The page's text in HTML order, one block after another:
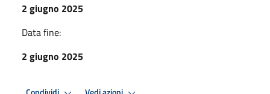
2 giugno 2025
Data fine:
2 giugno 2025